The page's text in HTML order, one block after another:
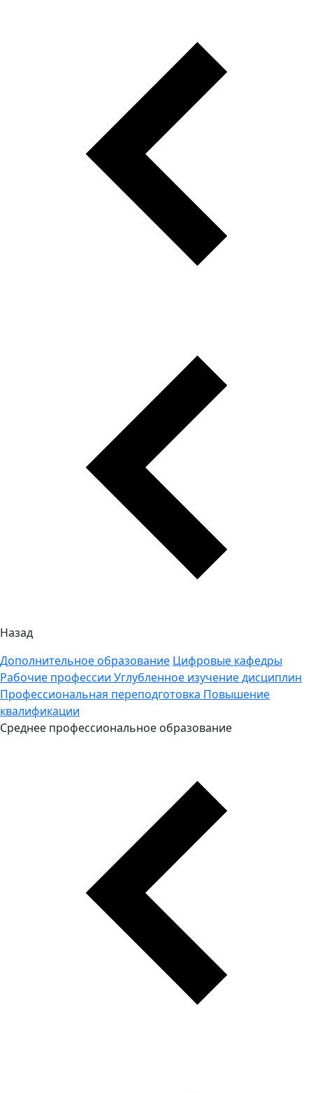
Назад
Дополнительное образование Цифровые кафедры
Рабочие профессии Углубленное изучение дисциплин
Профессиональная переподготовка Повышение
квалификации
Среднее профессиональное образование